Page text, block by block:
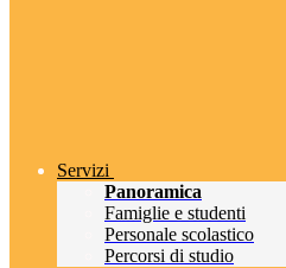
Servizi
Panoramica
Famiglie e studenti
Personale scolastico
Percorsi di studio